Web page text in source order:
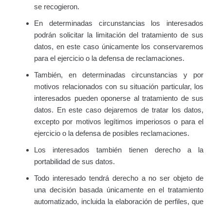
se recogieron.
En determinadas circunstancias los interesados
podrán solicitar la limitación del tratamiento de sus
datos, en este caso únicamente los conservaremos
para el ejercicio o la defensa de reclamaciones.
También, en determinadas circunstancias y por
motivos relacionados con su situación particular, los
interesados pueden oponerse al tratamiento de sus
datos. En este caso dejaremos de tratar los datos,
excepto por motivos legítimos imperiosos o para el
ejercicio o la defensa de posibles reclamaciones.
Los interesados también tienen derecho a la
portabilidad de sus datos.
Todo interesado tendrá derecho a no ser objeto de
una decisión basada únicamente en el tratamiento
automatizado, incluida la elaboración de perfiles, que